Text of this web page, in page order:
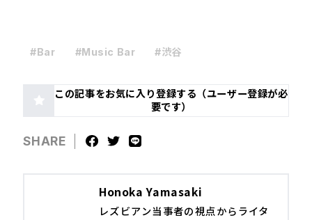
#Bar #Music Bar #渋谷
この記事をお気に入り登録する（ユーザー登録が必
要です）
SHARE
Honoka Yamasaki
レズビアン当事者の視点からライタ